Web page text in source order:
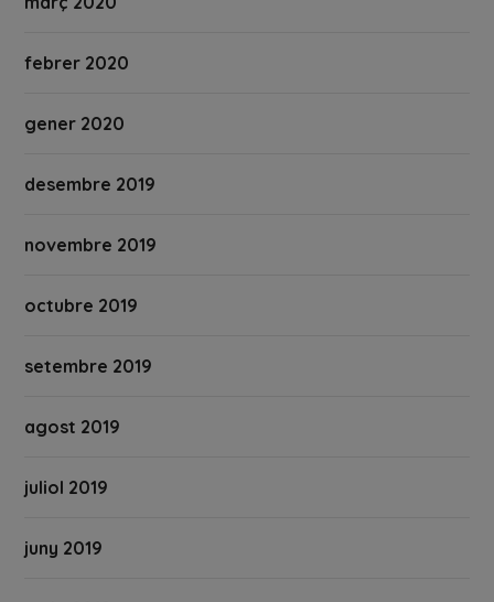
febrer 2020
gener 2020
desembre 2019
novembre 2019
octubre 2019
setembre 2019
agost 2019
juliol 2019
juny 2019